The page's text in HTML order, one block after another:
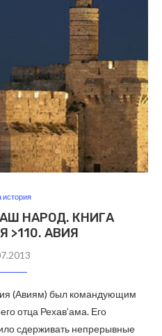
НАРОД. КНИГА
>110. АВИЯ
(Авиям) был командующим
отца Рехав’ама. Его
сдерживать непрерывные